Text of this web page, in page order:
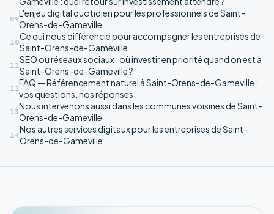
09
L'enjeu digital quotidien pour les professionnels de Saint-
Orens-de-Gameville
10
Ce qui nous différencie pour accompagner les entreprises de
Saint-Orens-de-Gameville
11
SEO ou réseaux sociaux : où investir en priorité quand on est à
Saint-Orens-de-Gameville ?
12
FAQ — Référencement naturel à Saint-Orens-de-Gameville :
vos questions, nos réponses
13
Nous intervenons aussi dans les communes voisines de Saint-
Orens-de-Gameville
14
Nos autres services digitaux pour les entreprises de Saint-
Orens-de-Gameville